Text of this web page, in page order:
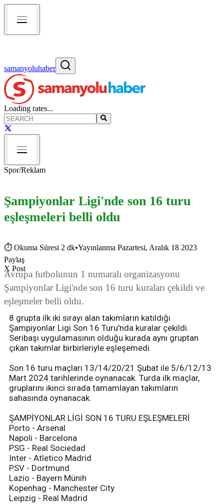
samanyoluhaber
Loading rates...
Spor/Reklam
Şampiyonlar Ligi'nde son 16 turu
eşleşmeleri belli oldu
⏱ Okuma Süresi 2 dk•Yayınlanma Pazartesi, Aralık 18 2023
Paylaş
X Post
Avrupa futbolunun 1 numaralı organizasyonu
Şampiyonlar Ligi'nde son 16 turu kuraları çekildi ve
eşleşmeler belli oldu.
8 grupta ilk iki sırayı alan takımların katıldığı
Şampiyonlar Ligi Son 16 Turu'nda kuralar çekildi.
Seribaşı uygulamasının olduğu kurada aynı gruptan
çıkan takımlar birbirleriyle eşleşemedi.
Son 16 turu maçları 13/14/20/21 Şubat ile 5/6/12/13
Mart 2024 tarihlerinde oynanacak. Turda ilk maçlar,
gruplarını ikinci sırada tamamlayan takımların
sahasında oynanacak.
ŞAMPİYONLAR LİGİ SON 16 TURU EŞLEŞMELERİ
Porto - Arsenal
Napoli - Barcelona
PSG - Real Sociedad
Inter - Atletico Madrid
PSV - Dortmund
Lazio - Bayern Münih
Kopenhag - Manchester City
Leipzig - Real Madrid